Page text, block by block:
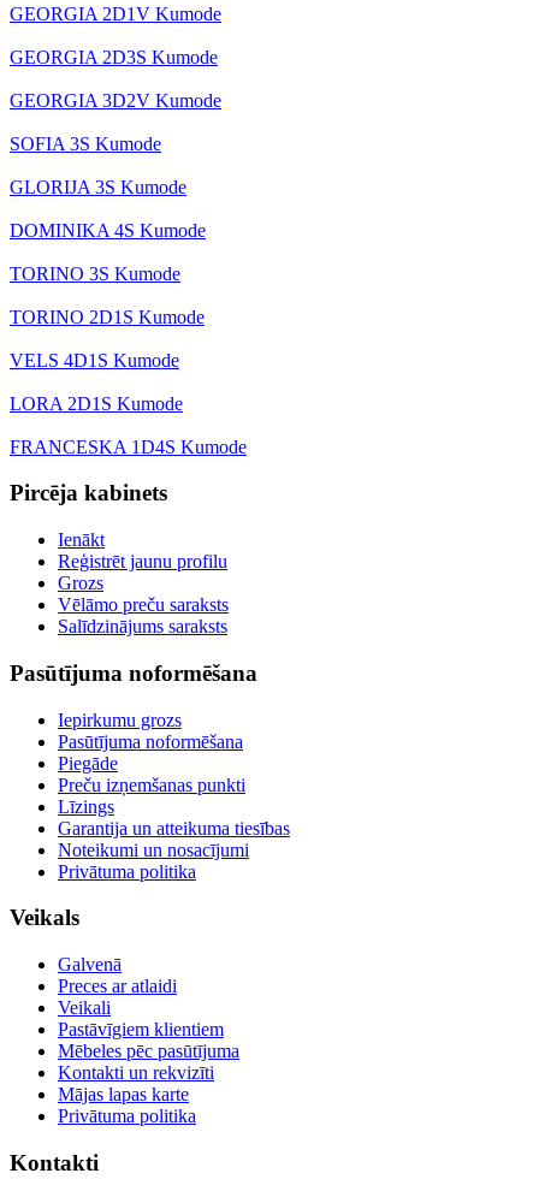
GEORGIA 2D1V Kumode
GEORGIA 2D3S Kumode
GEORGIA 3D2V Kumode
SOFIA 3S Kumode
GLORIJA 3S Kumode
DOMINIKA 4S Kumode
TORINO 3S Kumode
TORINO 2D1S Kumode
VELS 4D1S Kumode
LORA 2D1S Kumode
FRANCESKA 1D4S Kumode
Pircēja kabinets
Ienākt
Reģistrēt jaunu profilu
Grozs
Vēlāmo preču saraksts
Salīdzinājums saraksts
Pasūtījuma noformēšana
Iepirkumu grozs
Pasūtījuma noformēšana
Piegāde
Preču izņemšanas punkti
Līzings
Garantija un atteikuma tiesības
Noteikumi un nosacījumi
Privātuma politika
Veikals
Galvenā
Preces ar atlaidi
Veikali
Pastāvīgiem klientiem
Mēbeles pēc pasūtījuma
Kontakti un rekvizīti
Mājas lapas karte
Privātuma politika
Kontakti